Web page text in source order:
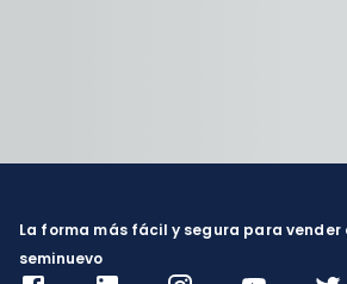
La forma más fácil y segura para vender
seminuevo